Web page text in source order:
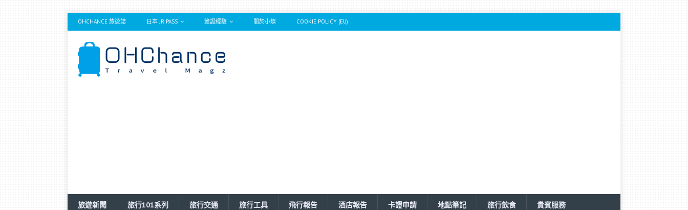
OHCHANCE 旅遊誌 日本 JR PASS 簽證經驗 關於小燦 COOKIE POLICY (EU)
旅遊新聞 旅行101系列 旅行交通 旅行工具 飛行報告 酒店報告 卡證申請 地點筆記 旅行飲食 貴賓服務